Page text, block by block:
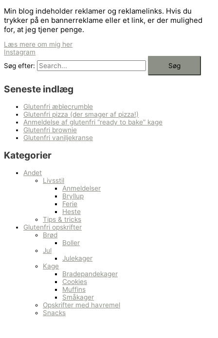
Min blog indeholder reklamer og reklamelinks. Hvis du
trykker på en bannerreklame eller et link, er der mulighed
for, at jeg tjener penge.
Læs mere om mig her
Instagram
Søg efter:
Seneste indlæg
Glutenfri æblecrumble
Glutenfri pizza (der smager af pizza!)
Anmeldelse af glutenfri “ready to bake” kage
Glutenfri brownie
Glutenfri vaniljekranse
Kategorier
Andet
Livsstil
Anmeldelser
Bryllup
Ferie
Heste
Tips & tricks
Glutenfri opskrifter
Brød
Boller
Jul
Julekager
Kage
Bradepandekager
Cookies
Muffins
Småkager
Opskrifter med havremel
Snacks